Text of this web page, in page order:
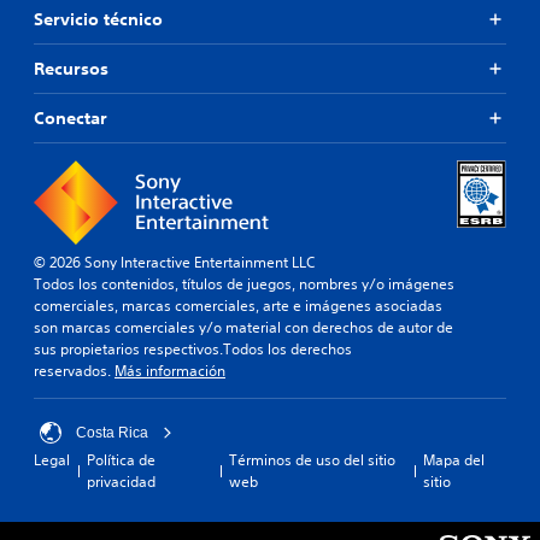
Servicio técnico
Recursos
Conectar
© 2026 Sony Interactive Entertainment LLC
Todos los contenidos, títulos de juegos, nombres y/o imágenes
comerciales, marcas comerciales, arte e imágenes asociadas
son marcas comerciales y/o material con derechos de autor de
sus propietarios respectivos.Todos los derechos
reservados. Más información
Costa Rica
Legal
Política de
privacidad
Términos de uso del sitio
web
Mapa del
sitio